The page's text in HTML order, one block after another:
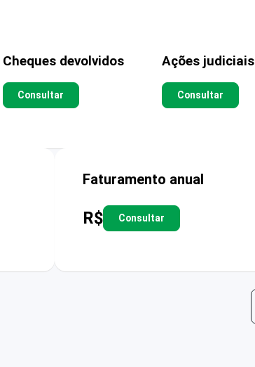
Cheques devolvidos
Consultar
Ações judiciais
Consultar
Faturamento anual
R$ Consultar